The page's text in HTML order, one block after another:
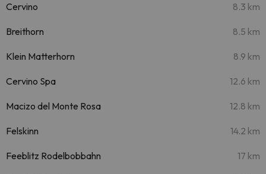
Cervino 8.3 km
Breithorn 8.5 km
Klein Matterhorn 8.9 km
Cervino Spa 12.6 km
Macizo del Monte Rosa 12.8 km
Felskinn 14.2 km
Feeblitz Rodelbobbahn 17 km